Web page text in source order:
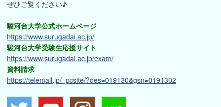
ぜひご覧ください♪
駿河台大学公式ホームページ
https://www.surugadai.ac.jp/
駿河台大学受験生応援サイト
https://www.surugadai.ac.jp/exam/
資料請求
https://telemail.jp/_pcsite/?des=019130&gsn=0191302